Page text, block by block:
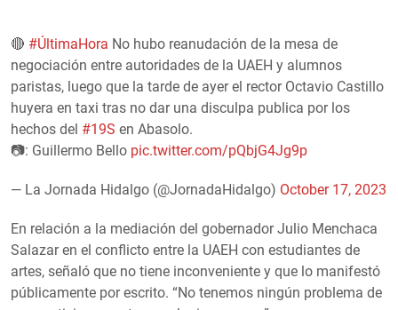
🔴 #ÚltimaHora No hubo reanudación de la mesa de
negociación entre autoridades de la UAEH y alumnos
paristas, luego que la tarde de ayer el rector Octavio Castillo
huyera en taxi tras no dar una disculpa publica por los
hechos del #19S en Abasolo.
📷: Guillermo Bello pic.twitter.com/pQbjG4Jg9p
— La Jornada Hidalgo (@JornadaHidalgo) October 17, 2023
En relación a la mediación del gobernador Julio Menchaca
Salazar en el conflicto entre la UAEH con estudiantes de
artes, señaló que no tiene inconveniente y que lo manifestó
públicamente por escrito. “No tenemos ningún problema de